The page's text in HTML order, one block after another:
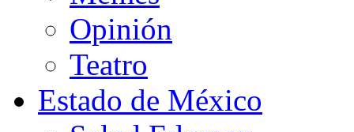
Opinión
Teatro
Estado de México